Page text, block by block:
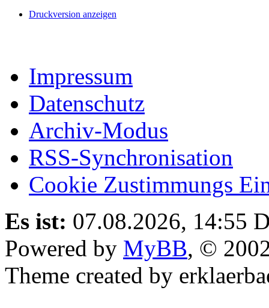
Druckversion anzeigen
Impressum
Datenschutz
Archiv-Modus
RSS-Synchronisation
Cookie Zustimmungs
Es ist: 07.08.2026, 14:55
Powered by MyBB, ©
Theme created by